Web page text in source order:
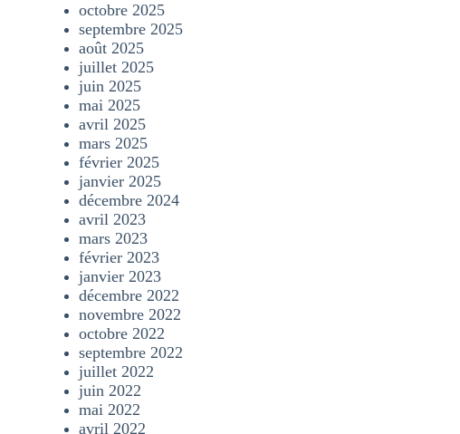
octobre 2025
septembre 2025
août 2025
juillet 2025
juin 2025
mai 2025
avril 2025
mars 2025
février 2025
janvier 2025
décembre 2024
avril 2023
mars 2023
février 2023
janvier 2023
décembre 2022
novembre 2022
octobre 2022
septembre 2022
juillet 2022
juin 2022
mai 2022
avril 2022